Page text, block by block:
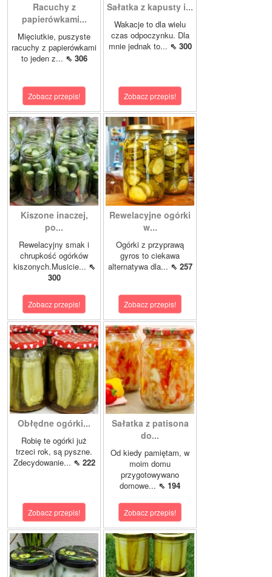
Racuchy z
papierówkami...
Mięciutkie, puszyste
racuchy z papierówkami
to jeden z... ⇖ 306
Zobacz przepis!
Sałatka z kapusty i...
Wakacje to dla wielu
czas odpoczynku. Dla
mnie jednak to... ⇖ 300
Zobacz przepis!
Kiszone inaczej,
po...
Rewelacyjny smak i
chrupkość ogórków
kiszonych.Musicie... ⇖
300
Zobacz przepis!
Rewelacyjne ogórki
w...
Ogórki z przyprawą
gyros to ciekawa
alternatywa dla... ⇖ 257
Zobacz przepis!
Obłędne ogórki...
Robię te ogórki już
trzeci rok, są pyszne.
Zdecydowanie... ⇖ 222
Zobacz przepis!
Sałatka z patisona
do...
Od kiedy pamiętam, w
moim domu
przygotowywano
domowe... ⇖ 194
Zobacz przepis!